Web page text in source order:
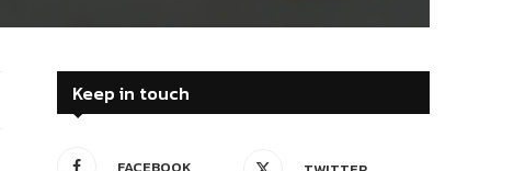
Keep in touch